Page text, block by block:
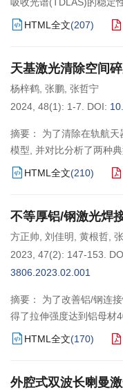
HTML全文(207)
天基激光清除空间
杨梓鹤 张鹏 张哲宁
2024, 48(1): 1-7.
DOI:
摘要： 为了清除在轨航
模型, 并对比分析了两种
HTML全文(210)
不等厚铝/钢激光焊
方正帅 刘佳明 黄根哲
2023, 47(2): 147-153.
3806.2023.02.001
摘要： 为了改善铝/钢连
得了拉伸强度达到铝母材
HTML全文(170)
外腔式双波长喇曼